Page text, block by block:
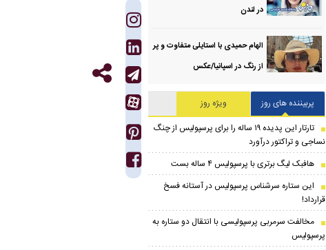
در لندن
الهام حمیدی با استایلی متفاوت و پر
از رنگ در اسپانیا/عکس
پربیننده های روز
ویژه روز
تارتار این پدیده ۱۹ ساله را برای پرسپولیس از چنگ
نساجی و تراکتور درآورد
هافبک لیگ برتری با پرسپولیس ۴ ساله بست
این ستاره سرشناس پرسپولیس در آستانه فسخ
قرارداد!
مخالفت سرمربی پرسپولیسی با انتقال دو ستاره به
پرسپولیس